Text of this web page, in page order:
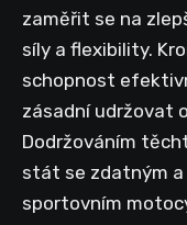
zaměřit se na
síly a flexibility.
schopnost
zásadní udržovat
Dodržováním
stát se zdatným a
sportovním